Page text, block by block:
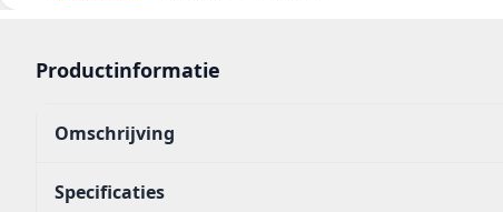
Productinformatie
Omschrijving
Specificaties